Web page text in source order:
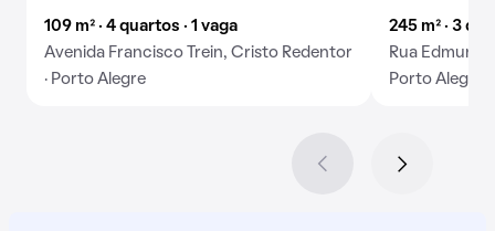
109 m² · 4 quartos · 1 vaga
Avenida Francisco Trein, Cristo Redentor
· Porto Alegre
245 m² · 3
Rua
Porto Alegre